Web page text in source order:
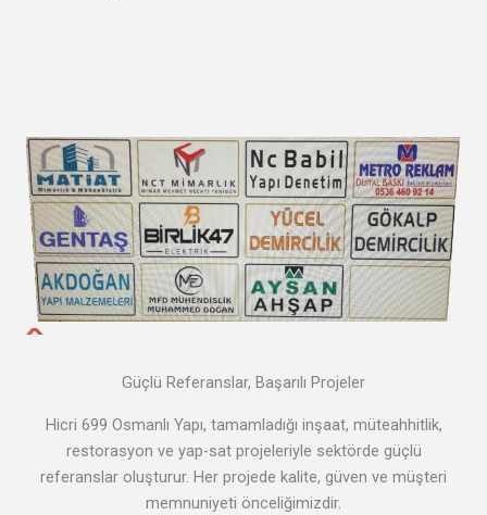
Güçlü Referanslar, Başarılı Projeler
Hicri 699 Osmanlı Yapı, tamamladığı inşaat, müteahhitlik,
restorasyon ve yap-sat projeleriyle sektörde güçlü
referanslar oluşturur. Her projede kalite, güven ve müşteri
memnuniyeti önceliğimizdir.